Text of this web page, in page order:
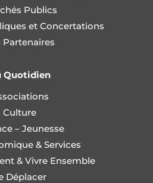
Publics
et Concertations
Partenaires
Quotidien
Culture
– Jeunesse
& Services
& Vivre Ensemble
Déplacer